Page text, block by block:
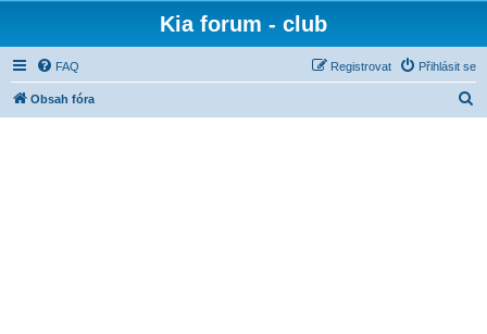
Kia forum - club
FAQ Přihlásit se
Registrovat
Obsah fóra